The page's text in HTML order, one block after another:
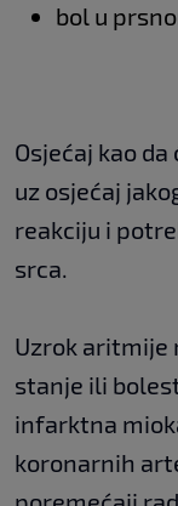
bol u
Osjećaj kao
uz osjećaj
reakciju i
srca.
Uzrok aritmije
stanje ili
infarktna
koronarnih